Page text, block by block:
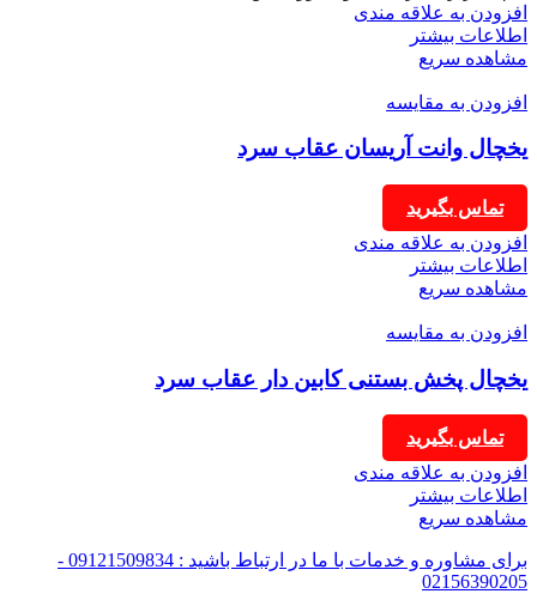
افزودن به علاقه مندی
اطلاعات بیشتر
مشاهده سریع
افزودن به مقایسه
یخچال وانت آریسان عقاب سرد
تماس بگیرید
افزودن به علاقه مندی
اطلاعات بیشتر
مشاهده سریع
افزودن به مقایسه
یخچال پخش بستنی کابین دار عقاب سرد
تماس بگیرید
افزودن به علاقه مندی
اطلاعات بیشتر
مشاهده سریع
برای مشاوره و خدمات با ما در ارتباط باشید : 09121509834 -
02156390205